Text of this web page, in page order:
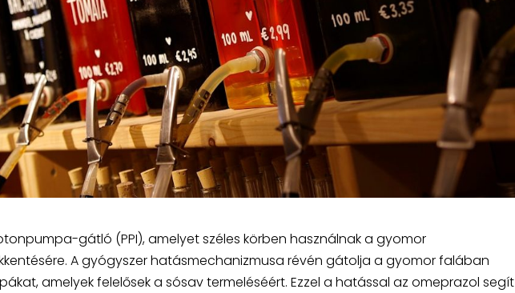
gátló (PPI), amelyet széles körben használnak a gyomor
A gyógyszer hatásmechanizmusa révén gátolja a gyomor falában
amelyek felelősek a sósav termeléséért. Ezzel a hatással az omeprazol segít